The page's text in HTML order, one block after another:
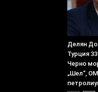
Делян
Турция
Черно
„Шел“,